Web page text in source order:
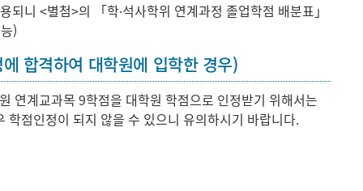
니 <별첨>의 「학∙석사학위 연계과정 졸업학점 배분표」
)
합격하여 대학원에 입학한 경우)
연계교과목 9학점을 대학원 학점으로 인정받기 위해서는
점인정이 되지 않을 수 있으니 유의하시기 바랍니다.